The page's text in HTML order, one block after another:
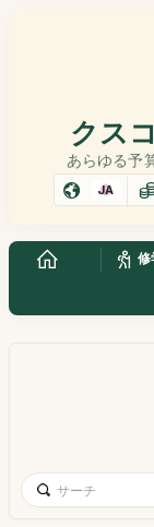
クス
あらゆる予
JA
修